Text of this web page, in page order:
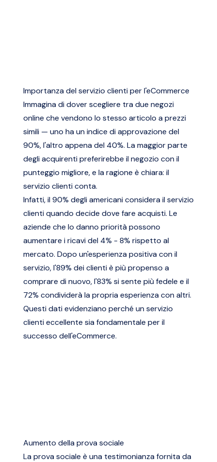
Importanza del servizio clienti per l'eCommerce
Immagina di dover scegliere tra due negozi
online che vendono lo stesso articolo a prezzi
simili — uno ha un indice di approvazione del
90%, l'altro appena del 40%. La maggior parte
degli acquirenti preferirebbe il negozio con il
punteggio migliore, e la ragione è chiara: il
servizio clienti conta.
Infatti, il 90% degli americani considera il servizio
clienti quando decide dove fare acquisti. Le
aziende che lo danno priorità possono
aumentare i ricavi del 4% - 8% rispetto al
mercato. Dopo un'esperienza positiva con il
servizio, l'89% dei clienti è più propenso a
comprare di nuovo, l'83% si sente più fedele e il
72% condividerà la propria esperienza con altri.
Questi dati evidenziano perché un servizio
clienti eccellente sia fondamentale per il
successo dell'eCommerce.
Aumento della prova sociale
La prova sociale è una testimonianza fornita da